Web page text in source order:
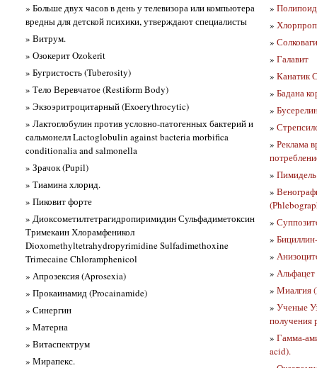
» Больше двух часов в день у телевизора или компьютера
вредны для детской психики, утверждают специалисты
» Витрум.
» Озокерит Ozokerit
» Бугристость (Tuberosity)
» Тело Веревчатое (Restiform Body)
» Экзоэритроцитарный (Exoerythrocytic)
» Лактоглобулин против условно-патогенных бактерий и
сальмонелл Lactoglobulin against bacteria morbifica
conditionalia and salmonella
» Зрачок (Pupil)
» Тиамина хлорид.
» Пиковит форте
» Диоксометилтетрагидропиримидин Сульфадиметоксин
Тримекаин Хлорамфеникол
Dioxomethyltetrahydropyrimidine Sulfadimethoxine
Trimecaine Chloramphenicol
» Апрозексия (Aprosexia)
» Прокаинамид (Procainamide)
» Синергин
» Матерна
» Витаспектрум
» Мирапекс.
»
»
»
» Галавит
» Канатик
» Бадана
»
»
» Реклама
»
»
»
»
»
» Альфацет
» Миалгия
» Ученые
получения
» Гамма-
acid).